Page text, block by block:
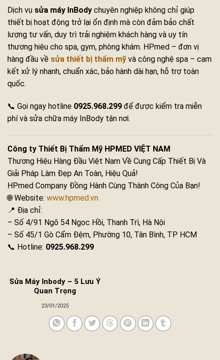
Dịch vụ sửa máy InBody chuyên nghiệp không chỉ giúp
thiết bị hoạt động trở lại ổn định mà còn đảm bảo chất
lượng tư vấn, duy trì trải nghiệm khách hàng và uy tín
thương hiệu cho spa, gym, phòng khám. HPmed – đơn vị
hàng đầu về sửa thiết bị thẩm mỹ và công nghệ spa – cam
kết xử lý nhanh, chuẩn xác, bảo hành dài hạn, hỗ trợ toàn
quốc.
📞 Gọi ngay hotline 0925.968.299 để được kiểm tra miễn
phí và sửa chữa máy InBody tận nơi.
Công ty Thiết Bị Thẩm Mỹ HPMED VIỆT NAM
Thương Hiệu Hàng Đầu Việt Nam Về Cung Cấp Thiết Bị Và
Giải Pháp Làm Đẹp An Toàn, Hiệu Quả!
HPmed Company Đồng Hành Cùng Thành Công Của Bạn!
🌐 Website: www.hpmed.vn
📍 Địa chỉ:
– Số 4/91 Ngõ 54 Ngọc Hồi, Thanh Trì, Hà Nội
– Số 45/1 Gò Cẩm Đệm, Phường 10, Tân Bình, TP HCM
📞 Hotline: 0925.968.299
Sửa Máy Inbody – 5 Lưu Ý
Quan Trọng
23/01/2025